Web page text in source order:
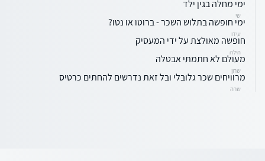
ימי מחלה בגין ילד
שי
ימי חופשה בתלוש השכר - ברוטו או נטו?
עידו
חופשה מאולצת על ידי המעסיק
הילה
מעולם לא חתמתי אבטלה
שרון
מרוויחים שכר גלובלי ובל זאת נדרשים להחתים כרטיס
שרה